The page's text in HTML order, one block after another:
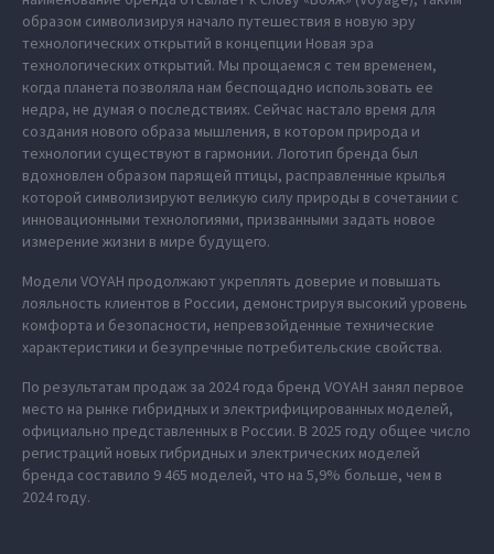
образом символизируя начало путешествия в новую эру
технологических открытий в концепции Новая эра
технологических открытий. Мы прощаемся с тем временем,
когда планета позволяла нам беспощадно использовать ее
недра, не думая о последствиях. Сейчас настало время для
создания нового образа мышления, в котором природа и
технологии существуют в гармонии. Логотип бренда был
вдохновлен образом парящей птицы, расправленные крылья
которой символизируют великую силу природы в сочетании с
инновационными технологиями, призванными задать новое
измерение жизни в мире будущего.
Модели VOYAH продолжают укреплять доверие и повышать
лояльность клиентов в России, демонстрируя высокий уровень
комфорта и безопасности, непревзойденные технические
характеристики и безупречные потребительские свойства.
По результатам продаж за 2024 года бренд VOYAH занял первое
место на рынке гибридных и электрифицированных моделей,
официально представленных в России. В 2025 году общее число
регистраций новых гибридных и электрических моделей
бренда составило 9 465 моделей, что на 5,9% больше, чем в
2024 году.